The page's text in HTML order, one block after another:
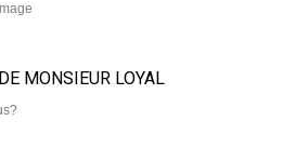
MONSIEUR LOYAL